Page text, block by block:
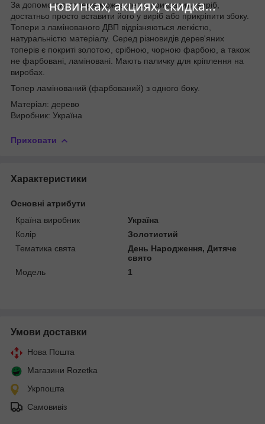
новинках, акциях, скидка...
За допомогою топерів можна легко прикрасити виріб,
достатньо просто вставити його у виріб або прикріпити збоку.
Топери з ламінованого ДВП відрізняються легкістю,
натуральністю матеріалу. Серед різновидів дерев'яних
топерів є покриті золотою, срібною, чорною фарбою, а також
не фарбовані, ламіновані. Мають паличку для кріплення на
виробах.
Топер ламінований (фарбований) з одного боку.
Матеріал: дерево
Виробник: Україна
Приховати
Характеристики
Основні атрибути
Країна виробник
Україна
Колір
Золотистий
Тематика свята
День Народження, Дитяче
свято
Модель
1
Умови доставки
Нова Пошта
Магазини Rozetka
Укрпошта
Самовивіз